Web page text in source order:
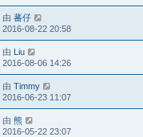
由 蕃仔
2016-08-22 20:58
由 Liu
2016-08-06 14:26
由 Timmy
2016-06-23 11:07
由 熊
2016-05-22 23:07